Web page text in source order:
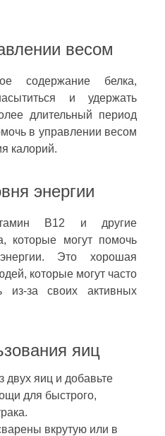
весом
содержание белка,
и удержать
длительный период
в управлении весом
калорий.
энергии
B12 и другие
которые могут помочь
Это хорошая
которые могут часто
из-за своих активных
яиц
двух яиц и добавьте
для быстрого,
вкрутую или в